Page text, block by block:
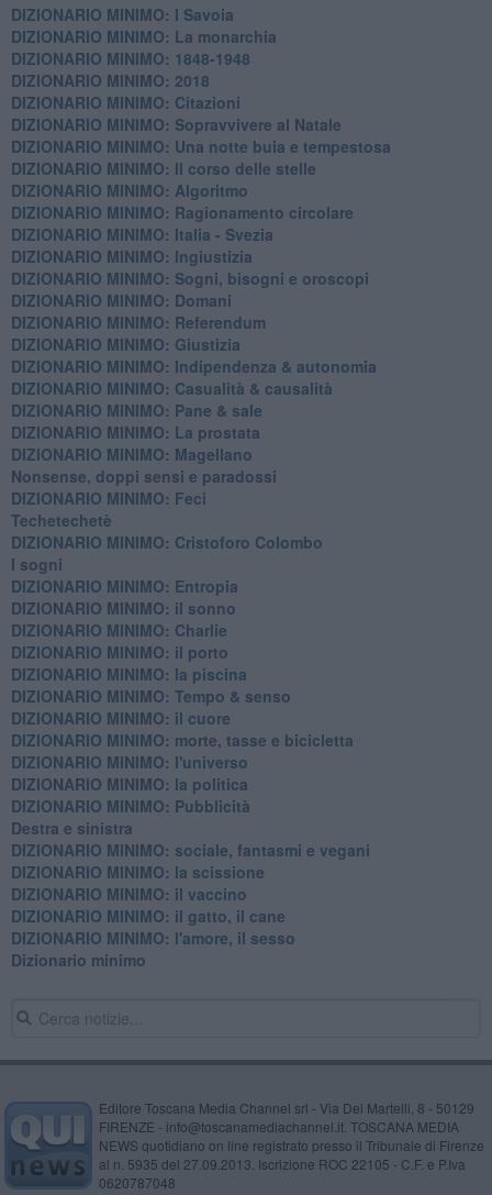
DIZIONARIO MINIMO: I Savoia
DIZIONARIO MINIMO: La monarchia
DIZIONARIO MINIMO: 1848-1948
DIZIONARIO MINIMO: 2018
DIZIONARIO MINIMO: Citazioni
DIZIONARIO MINIMO: ​Sopravvivere al Natale
DIZIONARIO MINIMO: ​Una notte buia e tempestosa
DIZIONARIO MINIMO: Il corso delle stelle
DIZIONARIO MINIMO: Algoritmo
DIZIONARIO MINIMO: Ragionamento circolare
DIZIONARIO MINIMO: Italia - Svezia
DIZIONARIO MINIMO: ​Ingiustizia
DIZIONARIO MINIMO: ​Sogni, bisogni e oroscopi
DIZIONARIO MINIMO: Domani
DIZIONARIO MINIMO: Referendum
DIZIONARIO MINIMO: Giustizia
DIZIONARIO MINIMO: ​Indipendenza & autonomia
DIZIONARIO MINIMO: ​Casualità & causalità
​DIZIONARIO MINIMO: Pane & sale
DIZIONARIO MINIMO: La prostata
​DIZIONARIO MINIMO: Magellano
Nonsense, doppi sensi e paradossi
DIZIONARIO MINIMO: Feci
Techetechetè
DIZIONARIO MINIMO: Cristoforo Colombo
I sogni
DIZIONARIO MINIMO: Entropia
DIZIONARIO MINIMO: il sonno
DIZIONARIO MINIMO: Charlie
DIZIONARIO MINIMO: il porto
DIZIONARIO MINIMO: la piscina
DIZIONARIO MINIMO: Tempo & senso
DIZIONARIO MINIMO: il cuore
DIZIONARIO MINIMO: morte, tasse e bicicletta
DIZIONARIO MINIMO: l'universo
DIZIONARIO MINIMO: la politica
DIZIONARIO MINIMO: Pubblicità
Destra e sinistra
DIZIONARIO MINIMO: sociale, fantasmi e vegani
DIZIONARIO MINIMO: la scissione
DIZIONARIO MINIMO: il vaccino
DIZIONARIO MINIMO: il gatto, il cane
DIZIONARIO MINIMO: l'amore, il sesso
Dizionario minimo
Editore Toscana Media Channel srl - Via Dei Martelli, 8 - 50129
FIRENZE - info@toscanamediachannel.it. TOSCANA MEDIA
NEWS quotidiano on line registrato presso il Tribunale di Firenze
al n. 5935 del 27.09.2013. Iscrizione ROC 22105 - C.F. e P.Iva
0620787048